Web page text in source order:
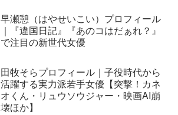
早瀬憩（はやせいこい）プロフィール
｜『違国日記』『あのコはだぁれ？』
で注目の新世代女優
田牧そらプロフィール｜子役時代から
活躍する実力派若手女優【突撃！カネ
オくん・リュウソウジャー・映画AI崩
壊ほか】